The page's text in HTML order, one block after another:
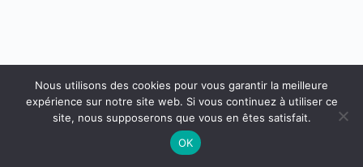
Copyright © 2026 - Thème WordPress par
Nous utilisons des cookies pour vous garantir la meilleure
expérience sur notre site web. Si vous continuez à utiliser ce
site, nous supposerons que vous en êtes satisfait.
OK